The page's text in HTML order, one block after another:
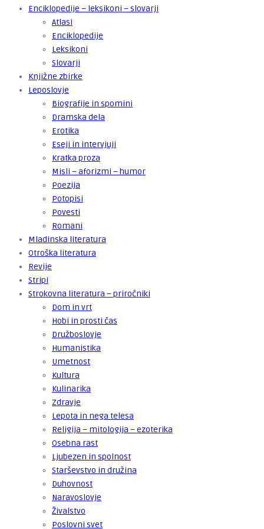
Enciklopedije – leksikoni – slovarji
Atlasi
Enciklopedije
Leksikoni
Slovarji
Knjižne zbirke
Leposlovje
Biografije in spomini
Dramska dela
Erotika
Eseji in intervjuji
Kratka proza
Misli – aforizmi – humor
Poezija
Potopisi
Povesti
Romani
Mladinska literatura
Otroška literatura
Revije
Stripi
Strokovna literatura – priročniki
Dom in vrt
Hobi in prosti čas
Družboslovje
Humanistika
Umetnost
Kultura
Kulinarika
Zdravje
Lepota in nega telesa
Religija – mitologija – ezoterika
Osebna rast
Ljubezen in spolnost
Starševstvo in družina
Duhovnost
Naravoslovje
Živalstvo
Poslovni svet